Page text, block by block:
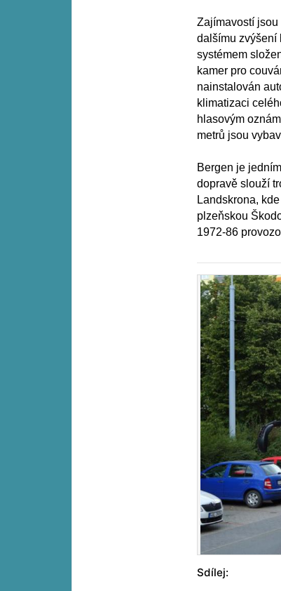
Zajímavostí
dalšímu zvýšení
systémem
kamer pro
nainstalován
klimatizaci
hlasovým
metrů jsou
Bergen je
dopravě slouží
Landskrona,
plzeňskou
1972-86
Sdílej: